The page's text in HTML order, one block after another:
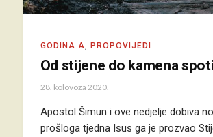
GODINA A PROPOVIJEDI
Od stijene do kamena
28. kolovoza 2020.
Apostol Šimun i ove nedjelje dobiva
prošloga tjedna Isus ga je prozvao